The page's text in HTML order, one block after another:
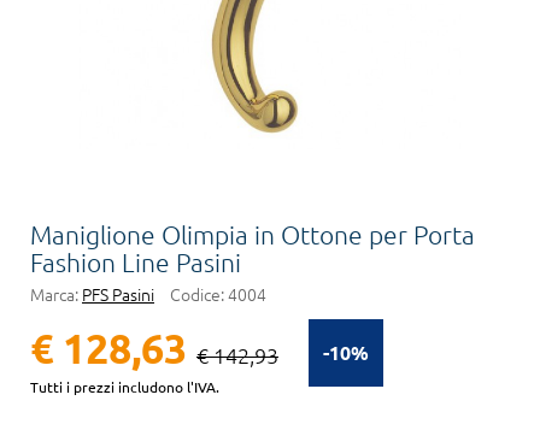
Maniglione Olimpia in Ottone per Porta
Fashion Line Pasini
Marca: PFS Pasini Codice:4004
-10%
€ 128,63 € 142,93
Tutti i prezzi includono l'IVA.